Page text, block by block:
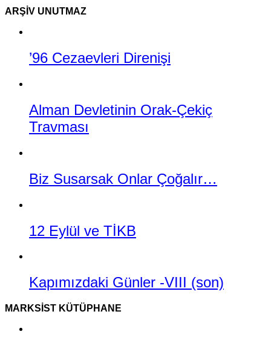
ARŞIV UNUTMAZ
’96 Cezaevleri Direnişi
Alman Devletinin Orak-Çekiç
Travması
Biz Susarsak Onlar Çoğalır…
12 Eylül ve TİKB
Kapımızdaki Günler -VIII (son)
MARKSIST KÜTÜPHANE